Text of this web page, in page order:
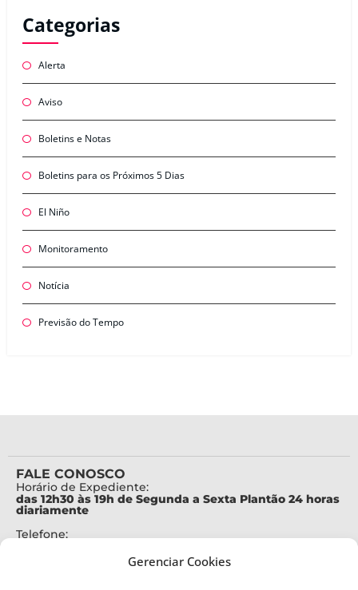
Gerenciar Cookies
Categorias
Alerta
Aviso
Boletins e Notas
Boletins para os Próximos 5 Dias
El Niño
Monitoramento
Notícia
Previsão do Tempo
FALE CONOSCO
Horário de Expediente:
das 12h30 às 19h de Segunda a Sexta Plantão 24 horas
diariamente
Telefone: